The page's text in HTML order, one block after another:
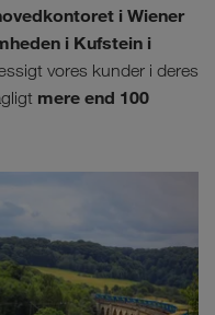
i Wiener
i Kufstein i
vores kunder i deres
mere end 100